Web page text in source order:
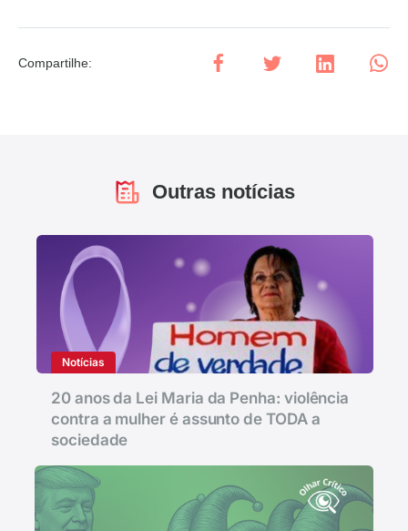
Compartilhe:
Outras notícias
Notícias
20 anos da Lei Maria da Penha: violência
contra a mulher é assunto de TODA a
sociedade